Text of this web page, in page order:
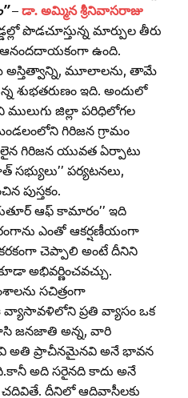
– డా. అమ్మిన శ్రీనివాసరాజు
పొడచూస్తున్న మార్పుల తీరు
ఆనందదాయకంగా ఉంది.
అస్తిత్వాన్ని, మూలాలను, తామే
శుభతరుణం ఇది. అందులో
జిల్లా పరిధిలోగల
గిరిజన గ్రామం
గిరిజన యువత ఏర్పాటు
పర్యటనలు,
పుస్తకం.
ఆఫ్‌ కామారం’’ ఇది
ఎంతో ఆకర్షణీయంగా
చెప్పాలి అంటే దీనిని
అభివర్ణించవచ్చు.
సచిత్రంగా
ప్రతి వ్యాసం ఒక
జనజాతి అన్న, వారి
అతి ప్రాచీనమైనవి అనే భావన
అది సరైనది కాదు అనే
చదివితే. దీనిలో ఆదివాసీలకు